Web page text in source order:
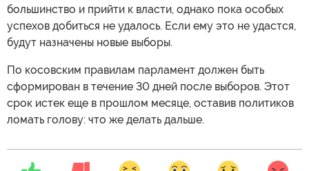
большинство и прийти к власти, однако пока особых
успехов добиться не удалось. Если ему это не удастся,
будут назначены новые выборы.
По косовским правилам парламент должен быть
сформирован в течение 30 дней после выборов. Этот
срок истек еще в прошлом месяце, оставив политиков
ломать голову: что же делать дальше.